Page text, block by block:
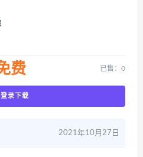
费 已售：0
登录下载
2021年10月27日